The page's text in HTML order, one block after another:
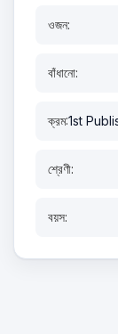
ওজন:
বাঁধানো:
ক্রম:1st
শ্রেণী:
বয়স: